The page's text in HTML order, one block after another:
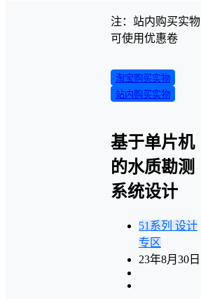
注：站内购买实物
可使用优惠卷
淘宝购买实物
站内购买实物
基于单片机
的水质勘测
系统设计
51系列 设计
专区
23年8月30日